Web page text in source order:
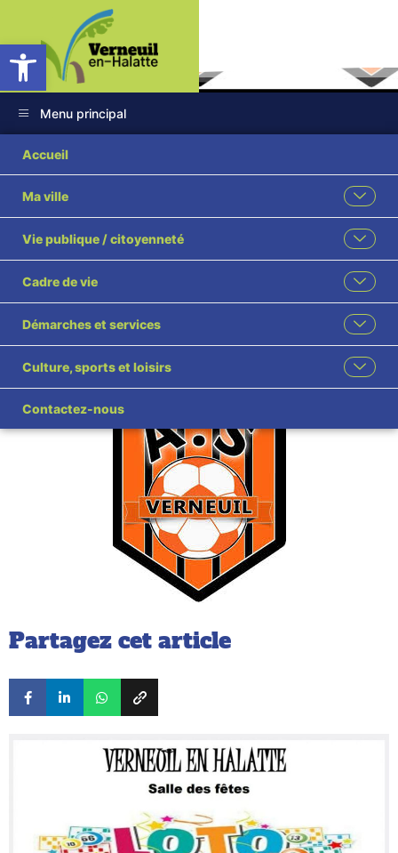
Ouvrir la barre d’outils
Menu principal
Accueil
Ma ville
Vie publique / citoyenneté
Cadre de vie
Démarches et services
Culture, sports et loisirs
Contactez-nous
ASV LOTO
Accueil ASV LOTO
Partagez cet article